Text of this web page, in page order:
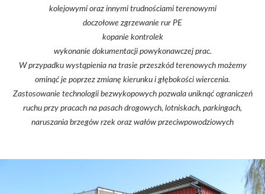
kolejowymi oraz innymi trudnościami terenowymi
doczołowe zgrzewanie rur PE
kopanie kontrolek
wykonanie dokumentacji powykonawczej prac.
W przypadku wystąpienia na trasie przeszkód terenowych możemy
ominąć je poprzez zmianę kierunku i głębokości wiercenia.
Zastosowanie technologii bezwykopowych pozwala uniknąć ograniczeń
ruchu przy pracach na pasach drogowych, lotniskach, parkingach,
naruszania brzegów rzek oraz wałów przeciwpowodziowych